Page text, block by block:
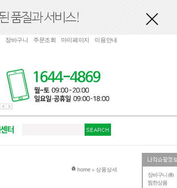
장바구니 (0)
찜한상품
장바구니 주문조회 마이페이지 이용안내
현재 위치
home > 상품상세